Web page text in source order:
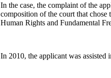
In the case, the complaint of the
composition of the court that
Human Rights and Fundamental
In 2010, the applicant was assisted